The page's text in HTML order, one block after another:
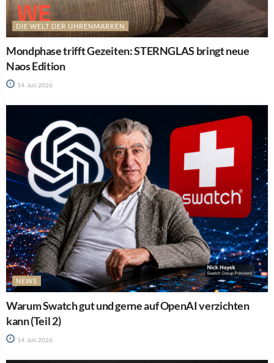
DIE WELT DER UHRENMARKEN
Mondphase trifft Gezeiten: STERNGLAS bringt neue
Naos Edition
14. Juli 2026
NEWS
Warum Swatch gut und gerne auf OpenAI verzichten
kann (Teil 2)
14. Juli 2026